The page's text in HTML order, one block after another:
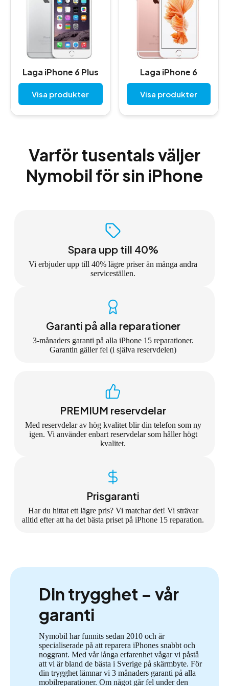
Laga iPhone 6 Plus
Visa produkter
Laga iPhone 6
Visa produkter
Varför tusentals väljer
Nymobil för sin iPhone
Spara upp till 40%
Vi erbjuder upp till 40% lägre priser än många andra
serviceställen.
Garanti på alla reparationer
3-månaders garanti på alla iPhone 15 reparationer.
Garantin gäller fel (i själva reservdelen)
PREMIUM reservdelar
Med reservdelar av hög kvalitet blir din telefon som ny
igen. Vi använder enbart reservdelar som håller högt
kvalitet.
Prisgaranti
Har du hittat ett lägre pris? Vi matchar det! Vi strävar
alltid efter att ha det bästa priset på iPhone 15 reparation.
Din trygghet – vår
garanti
Nymobil har funnits sedan 2010 och är
specialiserade på att reparera iPhones snabbt och
noggrant. Med vår långa erfarenhet vågar vi påstå
att vi är bland de bästa i Sverige på skärmbyte. För
din trygghet lämnar vi 3 månaders garanti på alla
mobilreparationer. Om något går fel under den